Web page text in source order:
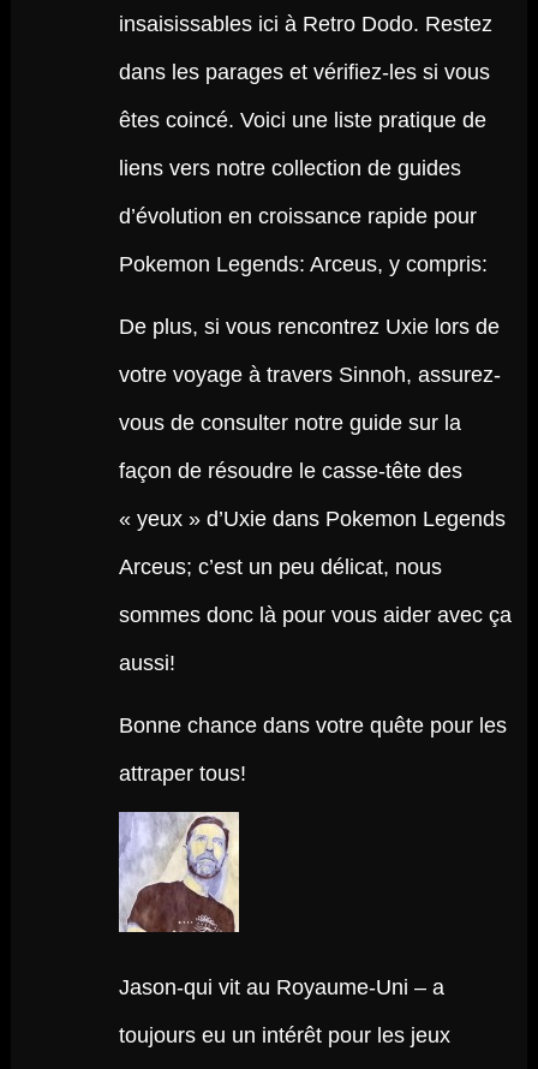
insaisissables ici à Retro Dodo. Restez
dans les parages et vérifiez-les si vous
êtes coincé. Voici une liste pratique de
liens vers notre collection de guides
d’évolution en croissance rapide pour
Pokemon Legends: Arceus, y compris:
De plus, si vous rencontrez Uxie lors de
votre voyage à travers Sinnoh, assurez-
vous de consulter notre guide sur la
façon de résoudre le casse-tête des
« yeux » d’Uxie dans Pokemon Legends
Arceus; c’est un peu délicat, nous
sommes donc là pour vous aider avec ça
aussi!
Bonne chance dans votre quête pour les
attraper tous!
Jason-qui vit au Royaume-Uni – a
toujours eu un intérêt pour les jeux